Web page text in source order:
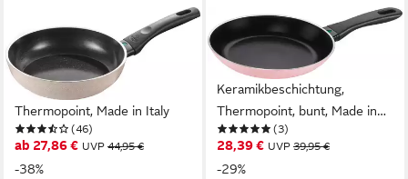
BALLARINI
Bratpfanne Ledro, Aluminium
(1-tlg), Keramikbeschichtung,
recyceltes Aluminium,
Thermopoint, Made in Italy
(46)
ab 27,86 € UVP 44,95 €
-38%
BALLARINI
Bratpfanne Caprera,
Aluminium (1-tlg),
Keramikbeschichtung,
Thermopoint, bunt, Made in
Italy
(3)
28,39 € UVP 39,95 €
-29%